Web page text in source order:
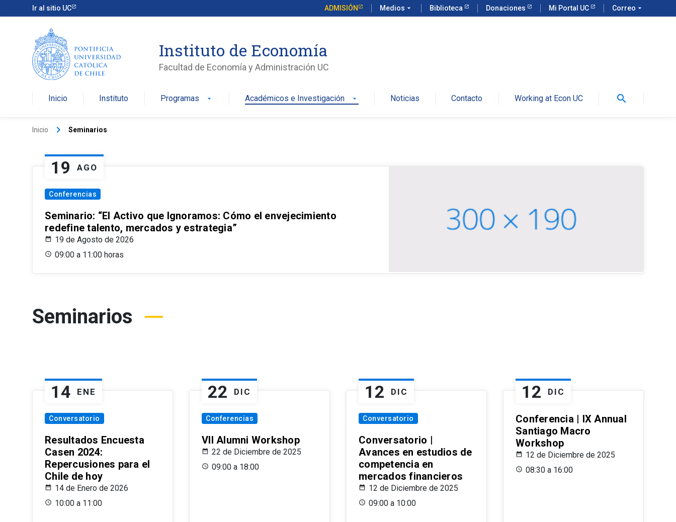
Ir al sitio UC ADMISIÓN Medios arrow_drop_down Biblioteca Donaciones Mi Portal UC Correo arrow_drop_down
Instituto de Economía
Facultad de Economía y Administración UC
Inicio Instituto Programas arrow_drop_down Académicos e Investigación arrow_drop_down Noticias Contacto Working at Econ UC search
Inicio keyboard_arrow_right Seminarios
19 AGO
Conferencias
Seminario: “El Activo que Ignoramos: Cómo el envejecimiento
redefine talento, mercados y estrategia”
19 de Agosto de 2026
09:00 a 11:00 horas
Seminarios
14 ENE
Conversatorio
Resultados Encuesta
Casen 2024:
Repercusiones para el
Chile de hoy
14 de Enero de 2026
10:00 a 11:00
22 DIC
Conferencias
VII Alumni Workshop
22 de Diciembre de 2025
09:00 a 18:00
12 DIC
Conversatorio
Conversatorio |
Avances en estudios de
competencia en
mercados financieros
12 de Diciembre de 2025
09:00 a 10:00
12 DIC
Conferencia | IX Annual
Santiago Macro
Workshop
12 de Diciembre de 2025
08:30 a 16:00